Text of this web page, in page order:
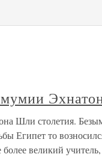
Шли столетия.
Египет то
великий